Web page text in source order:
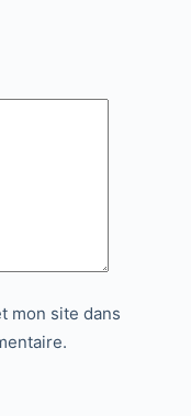
mon site dans